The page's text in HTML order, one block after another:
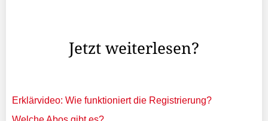
Jetzt weiterlesen?
Erklärvideo: Wie funktioniert die Registrierung?